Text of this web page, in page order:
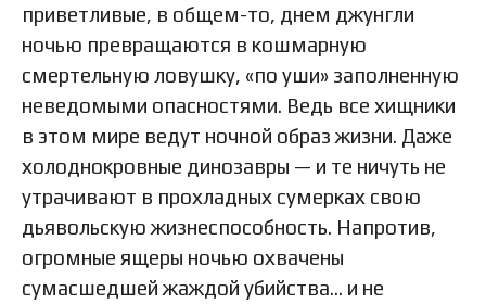
приветливые, в общем-то, днем джунгли
ночью превращаются в кошмарную
смертельную ловушку, «по уши» заполненную
неведомыми опасностями. Ведь все хищники
в этом мире ведут ночной образ жизни. Даже
холоднокровные динозавры — и те ничуть не
утрачивают в прохладных сумерках свою
дьявольскую жизнеспособность. Напротив,
огромные ящеры ночью охвачены
сумасшедшей жаждой убийства… и не